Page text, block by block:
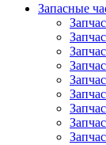
Запасные